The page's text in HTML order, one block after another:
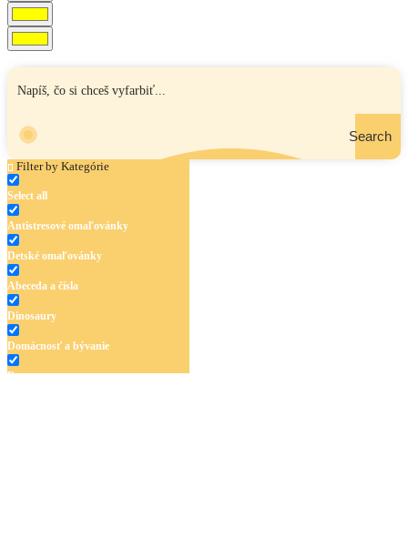
Search
Filter by Kategórie
Select all
Antistresové omaľovánky
Detské omaľovánky
Abeceda a čísla
Dinosaury
Domácnosť a bývanie
Doprava